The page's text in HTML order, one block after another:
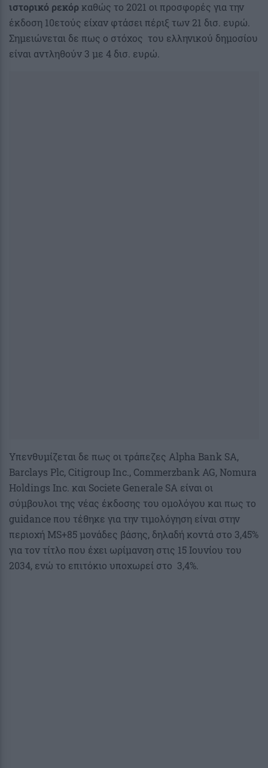
ιστορικό ρεκόρκαθώς το 2021 οι προσφορές για την
έκδοση 10ετούς είχαν φτάσει πέριξ των 21 δισ. ευρώ.
Σημειώνεται δε πως ο στόχος του ελληνικού δημοσίου
είναι αντληθούν 3 με 4 δισ. ευρώ.
Υπενθυμίζεται δε πως οι τράπεζες Alpha Bank SA,
Barclays Plc, Citigroup Inc., Commerzbank AG, Nomura
Holdings Inc. και Societe Generale SA είναι οι
σύμβουλοι της νέας έκδοσης του ομολόγου και πως το
guidance που τέθηκε για την τιμολόγηση είναι στην
περιοχή MS+85 μονάδες βάσης, δηλαδή κοντά στο 3,45%
για τον τίτλο που έχει ωρίμανση στις 15 Ιουνίου του
2034, ενώ το επιτόκιο υποχωρεί στο 3,4%.